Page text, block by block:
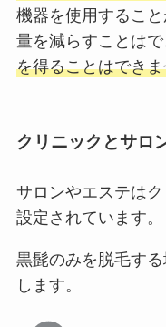
機器を使用するこ
量を減らすことはで
を得ることはでき
クリニックとサロ
サロンやエステは
設定されています。
黒髭のみを脱毛す
します。